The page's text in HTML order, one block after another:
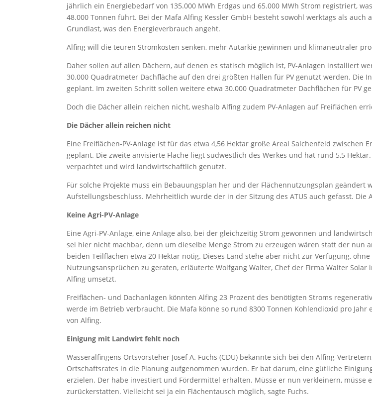
jährlich ein Energiebedarf von 135.000 MWh Erdgas und 65.000 MWh Strom registriert,
48.000 Tonnen führt. Bei der Mafa Alfing Kessler GmbH besteht sowohl werktags als auch
Grundlast, was den Energieverbrauch angeht.
Alfing will die teuren Stromkosten senken, mehr Autarkie gewinnen und klimaneutraler
Daher sollen auf allen Dächern, auf denen es statisch möglich ist, PV-Anlagen installiert
30.000 Quadratmeter Dachfläche auf den drei größten Hallen für PV genutzt werden. Die
geplant. Im zweiten Schritt sollen weitere etwa 30.000 Quadratmeter Dachflächen für PV
Doch die Dächer allein reichen nicht, weshalb Alfing zudem PV-Anlagen auf Freiflächen
Die Dächer allein reichen nicht
Eine Freiflächen-PV-Anlage ist für das etwa 4,56 Hektar große Areal Salchenfeld zwischen
geplant. Die zweite anvisierte Fläche liegt südwestlich des Werkes und hat rund 5,5
verpachtet und wird landwirtschaftlich genutzt.
Für solche Projekte muss ein Bebauungsplan her und der Flächennutzungsplan geändert
Aufstellungsbeschluss. Mehrheitlich wurde der in der Sitzung des ATUS auch gefasst. Die
Keine Agri-PV-Anlage
Eine Agri-PV-Anlage, eine Anlage also, bei der gleichzeitig Strom gewonnen und
sei hier nicht machbar, denn um dieselbe Menge Strom zu erzeugen wären statt der nun
beiden Teilflächen etwa 20 Hektar nötig. Dieses Land stehe aber nicht zur Verfügung,
Nutzungsansprüchen zu geraten, erläuterte Wolfgang Walter, Chef der Firma Walter Solar
Alfing umsetzt.
Freiflächen- und Dachanlagen könnten Alfing 23 Prozent des benötigten Stroms
werde im Betrieb verbraucht. Die Mafa könne so rund 8300 Tonnen Kohlendioxid pro Jahr
von Alfing.
Einigung mit Landwirt fehlt noch
Wasseralfingens Ortsvorsteher Josef A. Fuchs (CDU) bekannte sich bei den Alfing-
Ortschaftsrates in die Planung aufgenommen wurden. Er bat darum, eine gütliche
erzielen. Der habe investiert und Fördermittel erhalten. Müsse er nun verkleinern, müsse
zurückerstatten. Vielleicht sei ja ein Flächentausch möglich, sagte Fuchs.